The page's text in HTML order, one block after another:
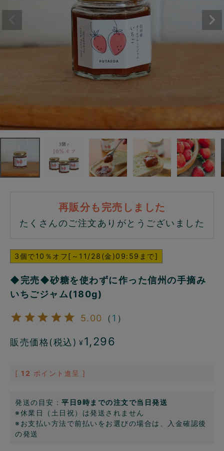
再販分も完売しました
たくさんのご注文ありがとうございました
3個で10％オフ[～11/28(金)09:59まで]
◆完売◆砂糖を使わずに作った信州の手摘み
いちごジャム(180g)
5.00 （ 1 ）
販売価格(税込) ¥ 1,296
[ 12 ポイント進呈 ]
発送の目安： 平日9時までの注文で当日発送
※休業日（土日祝）は発送されません
※お支払い方法で前払いをお選びの場合は、入金確認後
の発送